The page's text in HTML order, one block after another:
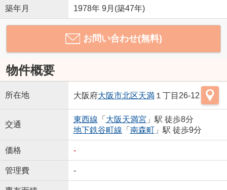
築年月 1978年 9月(築47年)
お問い合わせ(無料)
物件概要
所在地 大阪府大阪市北区天満１丁目26-12
交通
東西線 「 大阪天満宮 」駅 徒歩8分
地下鉄谷町線 「 南森町」駅 徒歩9分
価格 -
管理費 -